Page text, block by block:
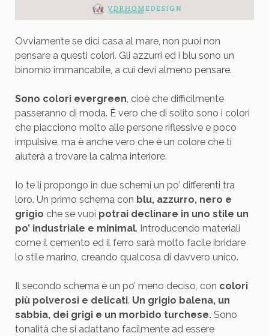
Ovviamente se dici casa al mare, non puoi non
pensare a questi colori. Gli azzurri ed i blu sono un
binomio immancabile, a cui devi almeno pensare.
Sono colori evergreen, cioè che difficilmente
passeranno di moda. È vero che di solito sono i colori
che piacciono molto alle persone riflessive e poco
impulsive, ma è anche vero che è un colore che ti
aiuterà a trovare la calma interiore.
Io te li propongo in due schemi un po’ differenti tra
loro. Un primo schema con blu, azzurro, nero e
grigio che se vuoi potrai declinare in uno stile un
po’ industriale e minimal. Introducendo materiali
come il cemento ed il ferro sarà molto facile ibridare
lo stile marino, creando qualcosa di davvero unico.
Il secondo schema è un po’ meno deciso, con colori
più polverosi e delicati. Un grigio balena, un
sabbia, dei grigi e un morbido turchese.Sono
tonalità che si adattano facilmente ad essere